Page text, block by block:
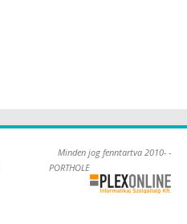
Minden jog fenntartva 2010- -
PORTHOLE
Online Kft. -